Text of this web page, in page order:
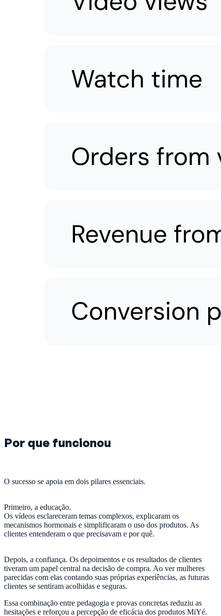
Por que funcionou
O sucesso se apoia em dois pilares essenciais.
Primeiro, a educação.
Os vídeos esclareceram temas complexos, explicaram os
mecanismos hormonais e simplificaram o uso dos produtos. As
clientes entenderam o que precisavam e por quê.
Depois, a confiança. Os depoimentos e os resultados de clientes
tiveram um papel central na decisão de compra. Ao ver mulheres
parecidas com elas contando suas próprias experiências, as futuras
clientes se sentiram acolhidas e seguras.
Essa combinação entre pedagogia e provas concretas reduziu as
hesitações e reforçou a percepção de eficácia dos produtos MiYé.